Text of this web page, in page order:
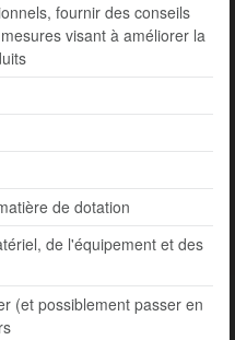
fournir des conseils
visant à améliorer la
de dotation
de l'équipement et des
(et possiblement passer en